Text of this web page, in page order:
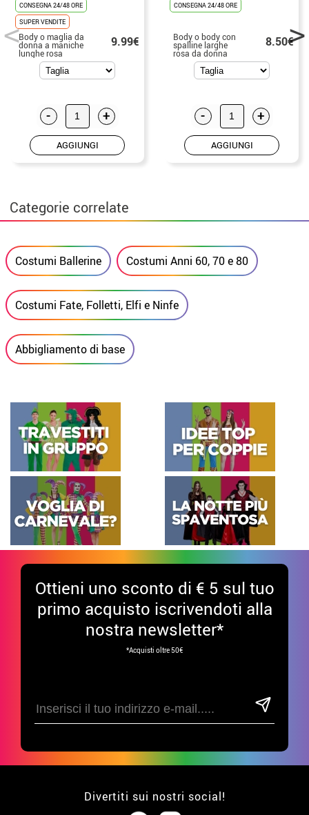
CONSEGNA 24/48 ORE
SUPER VENDITE
Body o maglia da
donna a maniche
lunghe rosa
metallizzato
9.99€
- +
AGGIUNGI
CONSEGNA 24/48 ORE
Body o body con
spalline larghe
rosa da donna
8.50€
- +
AGGIUNGI
Categorie correlate
Costumi Ballerine Costumi Anni 60, 70 e 80
Costumi Fate, Folletti, Elfi e Ninfe
Abbigliamento di base
Ottieni uno sconto di € 5 sul tuo
primo acquisto iscrivendoti alla
nostra newsletter*
*Acquisti oltre 50€
Divertiti sui nostri social!